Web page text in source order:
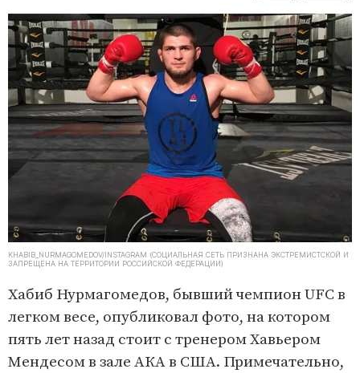
KHABIB_NURMAGOMEDOV/INSTAGRAM (СОЦИАЛЬНАЯ СЕТЬ ПРИЗНАНА ЭКСТРЕМИСТСКОЙ И
ЗАПРЕЩЕНА НА ТЕРРИТОРИИ РОССИЙСКОЙ ФЕДЕРАЦИИ)
Хабиб Нурмагомедов, бывший чемпион UFC в
легком весе, опубликовал фото, на котором
пять лет назад стоит с тренером Хавьером
Мендесом в зале АКА в США. Примечательно,